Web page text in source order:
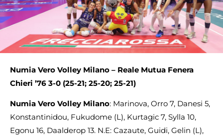
Numia Vero Volley Milano – Reale Mutua Fenera
Chieri ’76 3-0 (25-21; 25-20; 25-21)
Numia Vero Volley Milano: Marinova, Orro 7, Danesi 5,
Konstantinidou, Fukudome (L), Kurtagic 7, Sylla 10,
Egonu 16, Daalderop 13. N.E: Cazaute, Guidi, Gelin (L),